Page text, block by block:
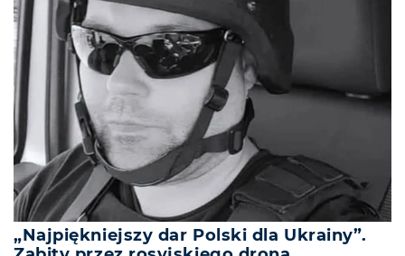
„Najpiękniejszy dar Polski dla Ukrainy”.